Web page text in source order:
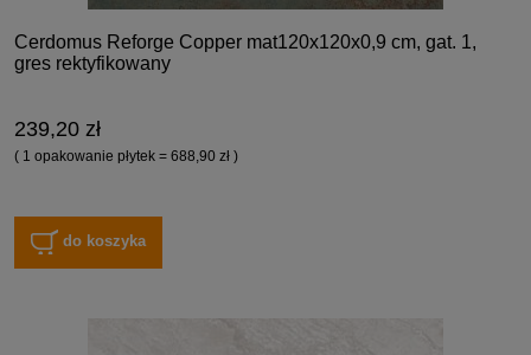
Cerdomus Reforge Copper mat120x120x0,9 cm, gat. 1,
gres rektyfikowany
239,20 zł
( 1 opakowanie płytek = 688,90 zł )
do koszyka